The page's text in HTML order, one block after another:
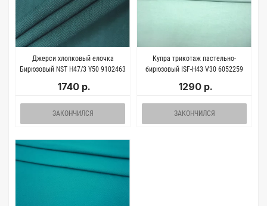
Джерси хлопковый елочка
Бирюзовый NST H47/3 Y50 9102463
1740 р.
ЗАКОНЧИЛСЯ
Купра трикотаж пастельно-
бирюзовый ISF-H43 V30 6052259
1290 р.
ЗАКОНЧИЛСЯ